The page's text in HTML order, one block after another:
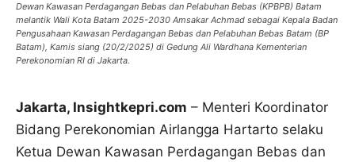
Dewan Kawasan Perdagangan Bebas dan Pelabuhan Bebas (KPBPB) Batam
melantik Wali Kota Batam 2025-2030 Amsakar Achmad sebagai Kepala Badan
Pengusahaan Kawasan Perdagangan Bebas dan Pelabuhan Bebas Batam (BP
Batam), Kamis siang (20/2/2025) di Gedung Ali Wardhana Kementerian
Perekonomian RI di Jakarta.
Jakarta, Insightkepri.com – Menteri Koordinator
Bidang Perekonomian Airlangga Hartarto selaku
Ketua Dewan Kawasan Perdagangan Bebas dan